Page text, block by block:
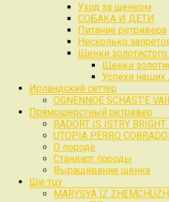
Уход за щенком
СОБАКА И ДЕТИ
Питание ретривера
Несколько
Щенки
Щенки
Успехи наших
Ирландский сеттер
OGNENNOE SCHAST’E
Прямошерстный ретривер
RADORT IS ISTRY
UTOPIA PERRO
О породе
Стандарт породы
Выращивание щенка
Ши-тцу
MARYSYA IZ